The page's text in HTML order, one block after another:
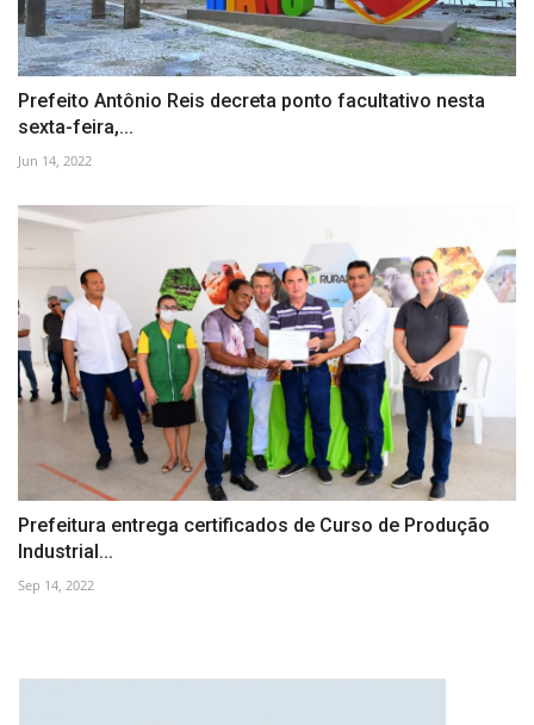
Prefeito Antônio Reis decreta ponto facultativo nesta
sexta-feira,...
Jun 14, 2022
Prefeitura entrega certificados de Curso de Produção
Industrial...
Sep 14, 2022